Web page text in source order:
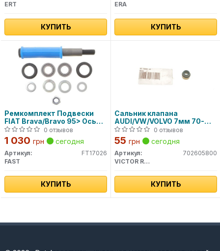
ERT
КУПИТЬ
ERA
КУПИТЬ
Ремкомплект Подвески
FIAT Brava/Bravo 95> Ось
Задняя M16x2.0x200
0 отзывов
1 030 грн сегодня
Артикул:
FT17026
FAST
КУПИТЬ
Сальник клапана
AUDI/VW/VOLVO 7мм 70-
26058-00 VICTOR REINZ
0 отзывов
55 грн сегодня
Артикул:
702605800
VICTOR REINZ
КУПИТЬ